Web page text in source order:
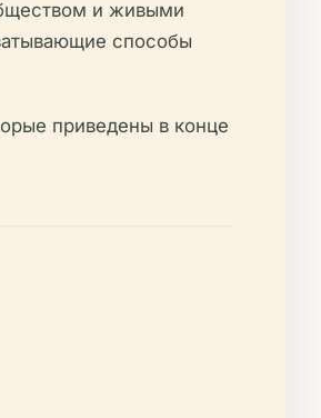
и живыми
способы
приведены в конце